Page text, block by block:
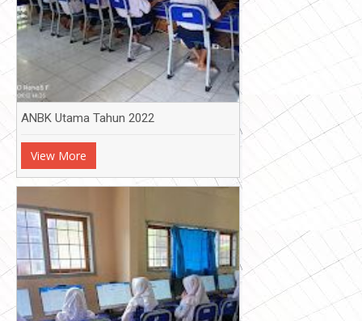
ANBK Utama Tahun 2022
View More